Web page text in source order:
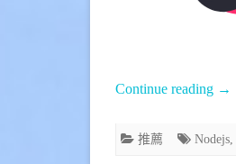
Continue reading →
推薦 Nodejs